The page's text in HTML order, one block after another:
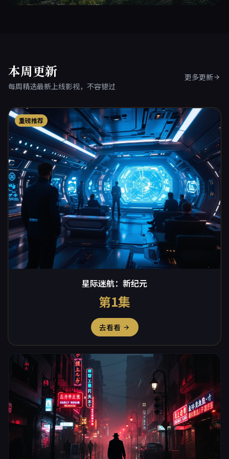
本周更新
每周精选最新上线影视，不容错过
更多更新
星际迷航：新纪元
第1集
去看看
重磅推荐